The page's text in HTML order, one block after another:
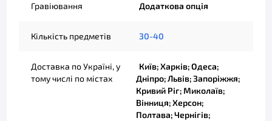
Гравіювання Додаткова опція
Кількість предметів 30-40
Доставка по Україні, у
тому числі по містах
Київ; Харків; Одеса;
Дніпро; Львів; Запоріжжя;
Кривий Ріг; Миколаїв;
Вінниця; Херсон;
Полтава; Чернігів;